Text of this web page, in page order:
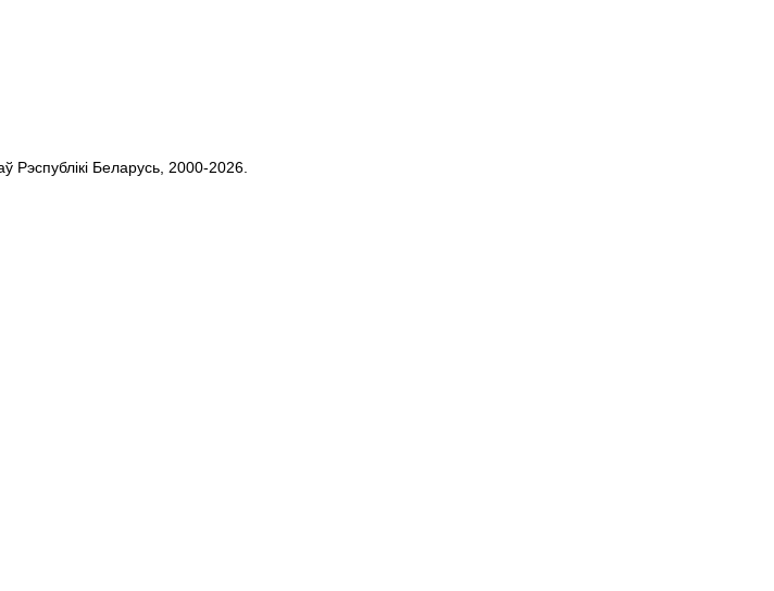
Рэспублікі Беларусь, 2000-2026.